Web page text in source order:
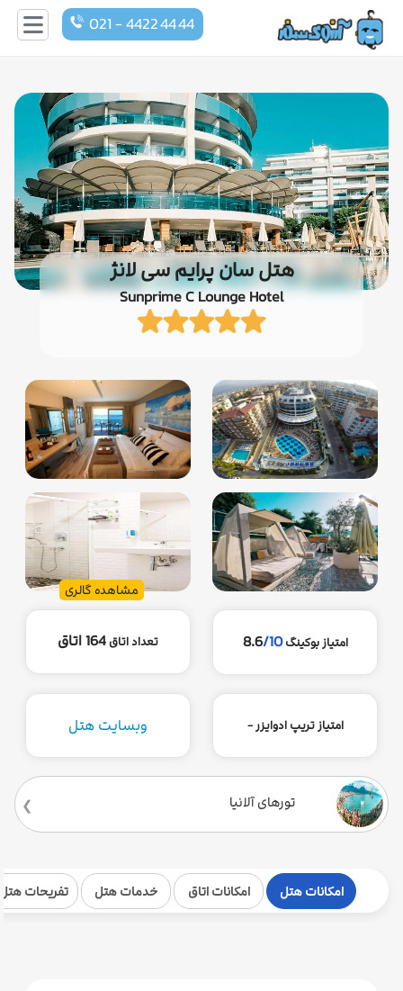
021 - 4422 44 44
هتل سان پرایم سی لانژ
Sunprime C Lounge Hotel
مشاهده گالری
امتیاز بوکینگ 8.6/10 تعداد اتاق164 اتاق
امتیاز تریپ ادوایزر - وبسایت هتل
تورهای آلانیا
امکانات هتل امکانات اتاق خدمات هتل تفریحات